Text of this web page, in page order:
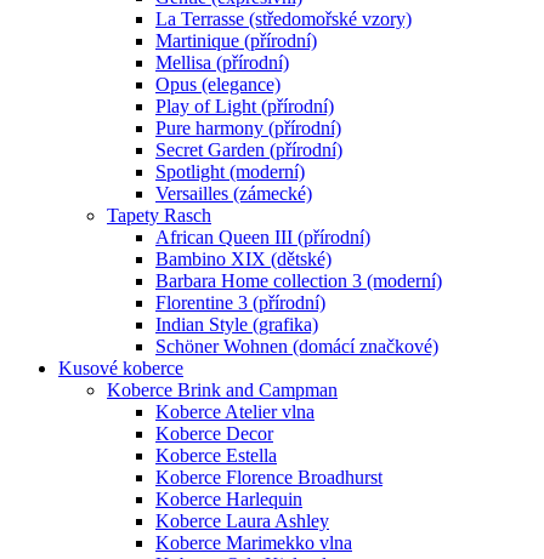
La Terrasse (středomořské vzory)
Martinique (přírodní)
Mellisa (přírodní)
Opus (elegance)
Play of Light (přírodní)
Pure harmony (přírodní)
Secret Garden (přírodní)
Spotlight (moderní)
Versailles (zámecké)
Tapety Rasch
African Queen III (přírodní)
Bambino XIX (dětské)
Barbara Home collection 3 (moderní)
Florentine 3 (přírodní)
Indian Style (grafika)
Schöner Wohnen (domácí značkové)
Kusové koberce
Koberce Brink and Campman
Koberce Atelier vlna
Koberce Decor
Koberce Estella
Koberce Florence Broadhurst
Koberce Harlequin
Koberce Laura Ashley
Koberce Marimekko vlna